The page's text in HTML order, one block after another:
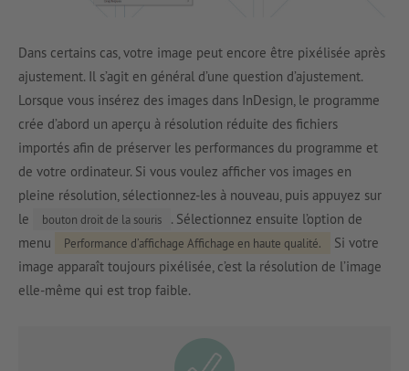
Dans certains cas, votre image peut encore être pixélisée après
ajustement. Il s’agit en général d’une question d’ajustement.
Lorsque vous insérez des images dans InDesign, le programme
crée d’abord un aperçu à résolution réduite des fichiers
importés afin de préserver les performances du programme et
de votre ordinateur. Si vous voulez afficher vos images en
pleine résolution, sélectionnez-les à nouveau, puis appuyez sur
le
bouton droit de la souris
. Sélectionnez ensuite l’option de
menu
Performance d’affichage Affichage en haute qualité.
Si votre
image apparaît toujours pixélisée, c’est la résolution de l’image
elle-même qui est trop faible.